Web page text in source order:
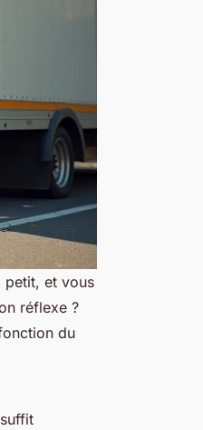
petit, et vous
réflexe ?
du
suffit